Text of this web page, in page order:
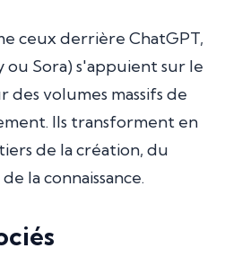
ceux derrière ChatGPT,
Sora) s'appuient sur le
des volumes massifs de
Ils transforment en
de la création, du
la connaissance.